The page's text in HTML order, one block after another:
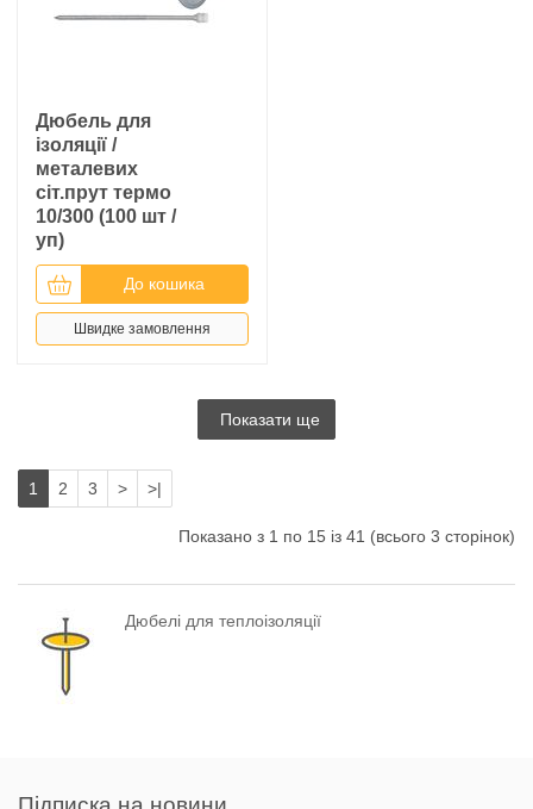
Дюбель для
ізоляції /
металевих
сіт.прут термо
10/300 (100 шт /
уп)
До кошика
Швидке замовлення
Показати ще
1 2 3 > >|
Показано з 1 по 15 із 41 (всього 3 сторінок)
Дюбелі для теплоізоляції